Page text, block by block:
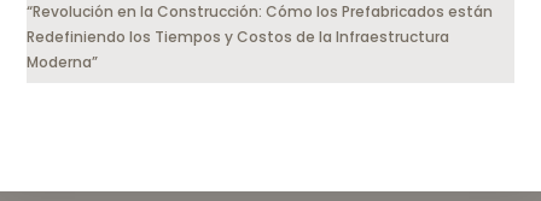
“Revolución en la Construcción: Cómo los Prefabricados están
Redefiniendo los Tiempos y Costos de la Infraestructura
Moderna”